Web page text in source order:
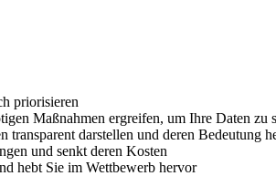
priorisieren
Maßnahmen ergreifen, um Ihre Daten zu
darstellen und deren Bedeutung
und senkt deren Kosten
hebt Sie im Wettbewerb hervor